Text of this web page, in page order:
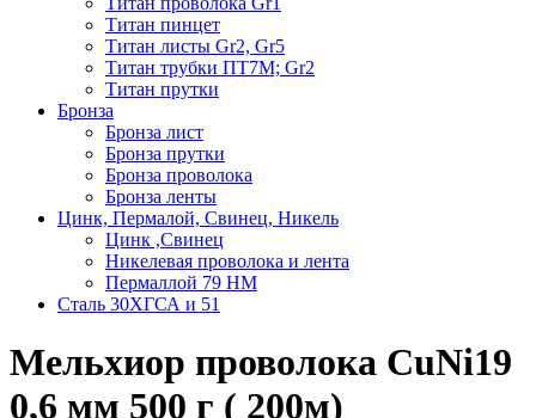
Титан пинцет
Титан листы Gr2, Gr5
Титан трубки ПТ7М; Gr2
Титан прутки
Бронза
Бронза лист
Бронза прутки
Бронза проволока
Бронза ленты
Цинк, Пермалой, Свинец, Никель
Цинк ,Свинец
Никелевая проволока и лента
Пермаллой 79 НМ
Сталь 30ХГСА и 51
Мельхиор проволока CuNi19
0,6 мм 500 г ( 200м)